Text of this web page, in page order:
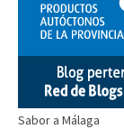
Sabor a Málaga